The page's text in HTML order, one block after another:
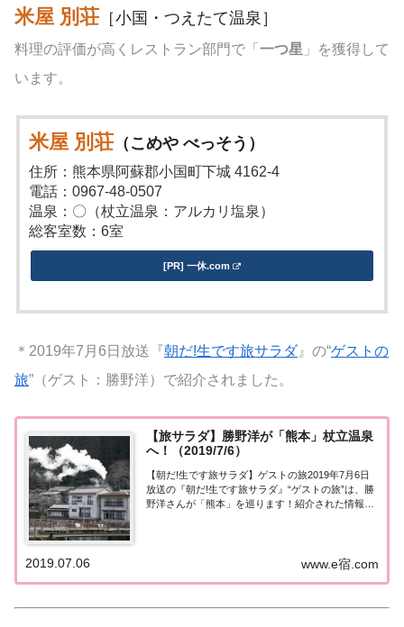
米屋 別荘 ［小国・つえたて温泉］
料理の評価が高くレストラン部門で「 一つ星 」を獲得して
います。
米屋 別荘 （こめや べっそう）
住所：熊本県阿蘇郡小国町下城 4162-4
電話：0967-48-0507
温泉：〇（杖立温泉：アルカリ塩泉）
総客室数：6室
[PR] 一休.com
＊2019年7月6日放送『朝だ!生です旅サラダ』の“ゲストの
旅”（ゲスト：勝野洋）で紹介されました。
【旅サラダ】勝野洋が「熊本」杖立温泉
へ！（2019/7/6）
【朝だ!生です旅サラダ】ゲストの旅2019年7月6日
放送の『朝だ!生です旅サラダ』“ゲストの旅”は、勝
野洋さんが「熊本」を巡ります！紹介された情報は
www.e宿.com
2019.07.06